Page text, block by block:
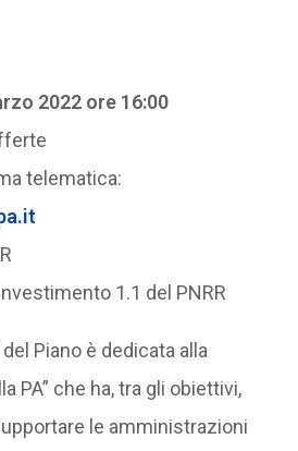
2022 ore 16:00
telematica:
1.1 del PNRR
Piano è dedicata alla
PA” che ha, tra gli obiettivi,
le amministrazioni